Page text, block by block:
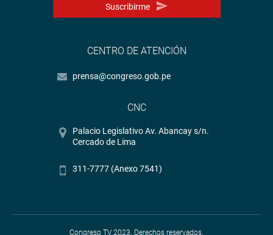
Suscribirme
CENTRO DE ATENCIÓN
prensa@congreso.gob.pe
CNC
Palacio Legislativo Av. Abancay s/n.
Cercado de Lima
311-7777 (Anexo 7541)
Congreso TV 2023. Derechos reservados.